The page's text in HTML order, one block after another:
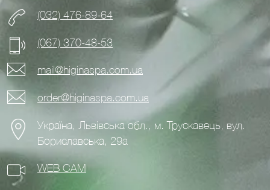
(032) 476-89-64
(067) 370-48-53
mail@higinaspa.com.ua
order@higinaspa.com.ua
Україна, Львівська обл., м. Трускавець, вул.
Бориславська, 29а
WEB CAM